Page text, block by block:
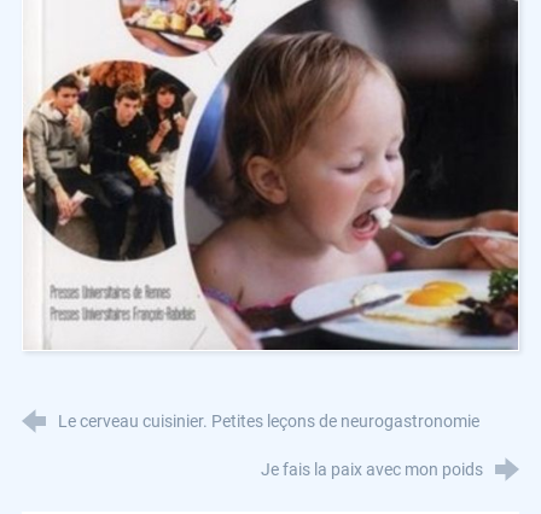
Le cerveau cuisinier. Petites leçons de neurogastronomie
Je fais la paix avec mon poids